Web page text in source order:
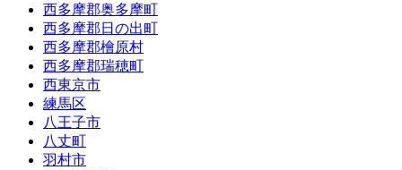
西多摩郡奥多摩町
西多摩郡日の出町
西多摩郡檜原村
西多摩郡瑞穂町
西東京市
練馬区
八王子市
八丈町
羽村市